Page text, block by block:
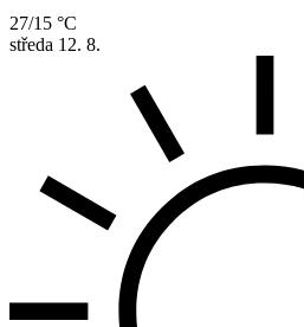
27/15 °C
středa 12. 8.